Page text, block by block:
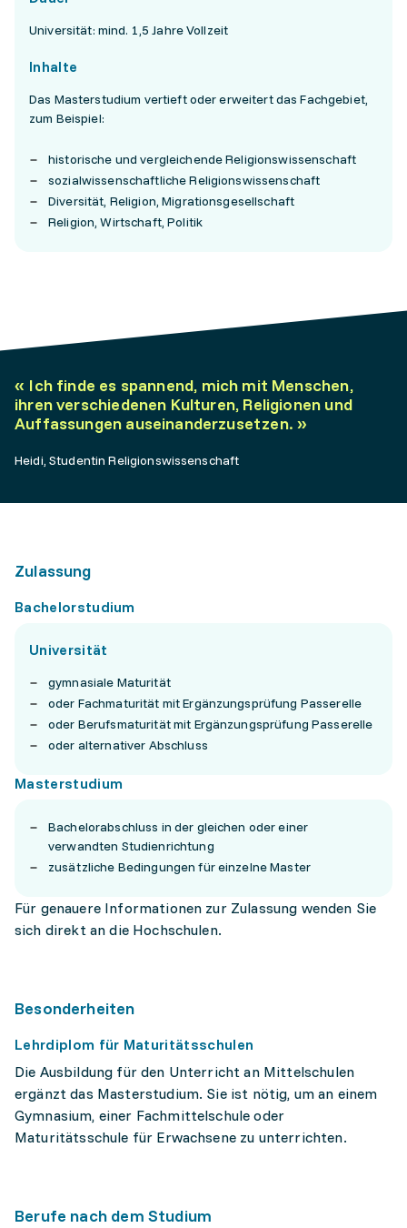
Universität: mind. 1,5 Jahre Vollzeit
Inhalte
Das Masterstudium vertieft oder erweitert das Fachgebiet,
zum Beispiel:
historische und vergleichende Religionswissenschaft
sozialwissenschaftliche Religionswissenschaft
Diversität, Religion, Migrationsgesellschaft
Religion, Wirtschaft, Politik
« Ich finde es spannend, mich mit Menschen,
ihren verschiedenen Kulturen, Religionen und
Auffassungen auseinanderzusetzen. »
Heidi, Studentin Religionswissenschaft
Zulassung
Bachelorstudium
Universität
gymnasiale Maturität
oder Fachmaturität mit Ergänzungsprüfung Passerelle
oder Berufsmaturität mit Ergänzungsprüfung Passerelle
oder alternativer Abschluss
Masterstudium
Bachelorabschluss in der gleichen oder einer
verwandten Studienrichtung
zusätzliche Bedingungen für einzelne Master
Für genauere Informationen zur Zulassung wenden Sie
sich direkt an die Hochschulen.
Besonderheiten
Lehrdiplom für Maturitätsschulen
Die Ausbildung für den Unterricht an Mittelschulen
ergänzt das Masterstudium. Sie ist nötig, um an einem
Gymnasium, einer Fachmittelschule oder
Maturitätsschule für Erwachsene zu unterrichten.
Berufe nach dem Studium